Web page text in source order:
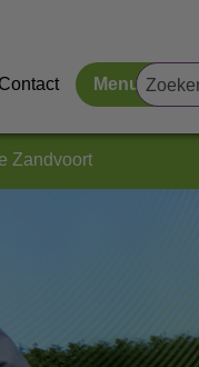
Contact Menu
Zandvoort